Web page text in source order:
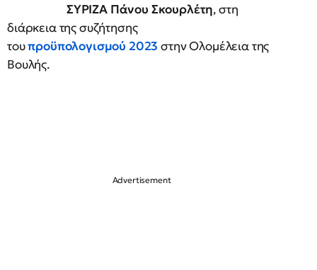
ΣΥΡΙΖΑ Πάνου Σκουρλέτη, στη
διάρκεια της συζήτησης
τουπροϋπολογισμού 2023 στην Ολομέλεια της
Βουλής.